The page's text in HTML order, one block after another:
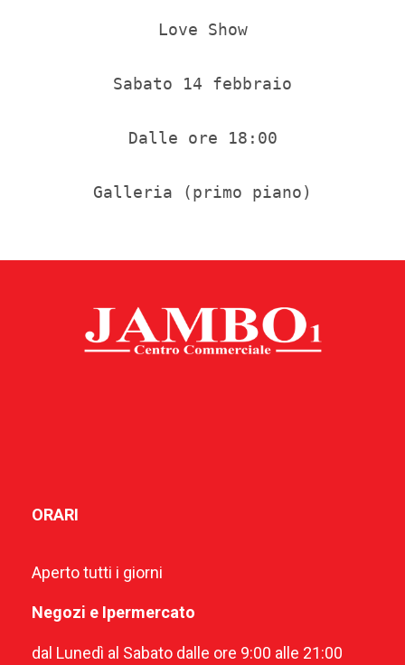
Love Show
Sabato 14 febbraio
Dalle ore 18:00
Galleria (primo piano)
ORARI
Aperto tutti i giorni
Negozi e Ipermercato
dal Lunedì al Sabato dalle ore 9:00 alle 21:00